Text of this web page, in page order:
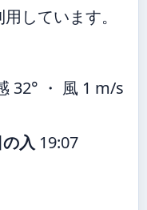
しています。
32° ・ 風 1 m/s
の入 19:07